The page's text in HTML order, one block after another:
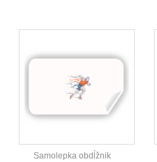
Samolepka obdĺžnik